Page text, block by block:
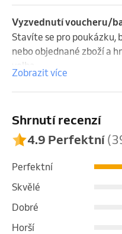
bolavého ramene, úlevy
dýchacích či kožních
stresových situací.
Jedná se o
nejlepší, co pro sebe
pozornost každý den
na míru. Efekt se dostaví
Cena neobsahuje
způsob aplikace
tématu.
Příklady cen oblíbených
tělový olej 50 ml... 380
Vyzvednutí voucheru/
Stavíte se pro poukázku,
nebo objednané zboží a
volba.
Zobrazit více
Shrnutí recenzí
4.9 Perfektní
Perfektní
Skvělé
Dobré
Horší